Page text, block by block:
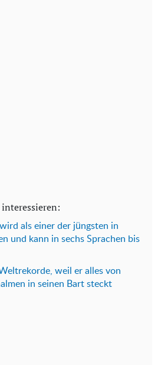
interessieren:
als einer der jüngsten in
und kann in sechs Sprachen bis
weil er alles von
in seinen Bart steckt